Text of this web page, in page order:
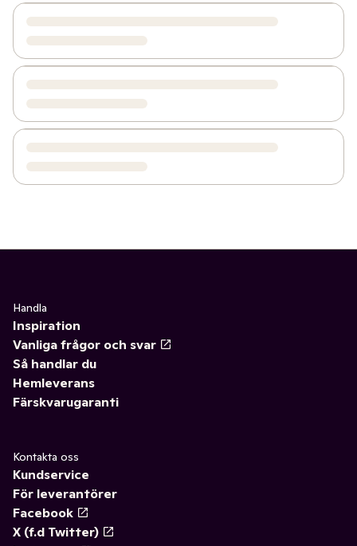
Handla
Inspiration
Vanliga frågor och svar
Så handlar du
Hemleverans
Färskvarugaranti
Kontakta oss
Kundservice
För leverantörer
Facebook
X (f.d Twitter)